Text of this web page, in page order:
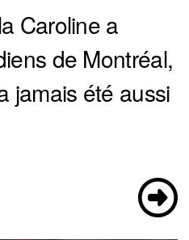
Caroline a
de Montréal,
jamais été aussi